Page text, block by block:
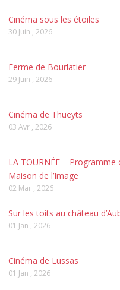
Cinéma sous les étoiles
30 Juin , 2026
Ferme de Bourlatier
29 Juin , 2026
Cinéma de Thueyts
03 Avr , 2026
LA TOURNÉE –
Maison de l’Image
02 Mar , 2026
Sur les toits au château
01 Jan , 2026
Cinéma de Lussas
01 Jan , 2026